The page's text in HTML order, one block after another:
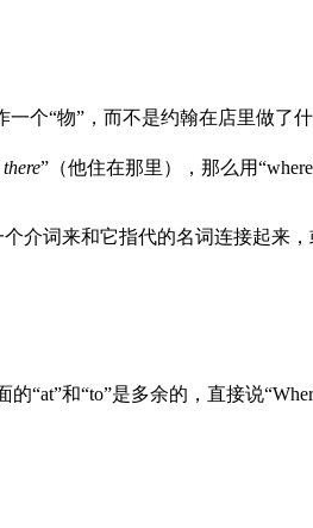
个“物”，而不是约翰在店里做了什
there”（他住在那里），那么用
介词来和它指代的名词连接起来
“at”和“to”是多余的，直接说